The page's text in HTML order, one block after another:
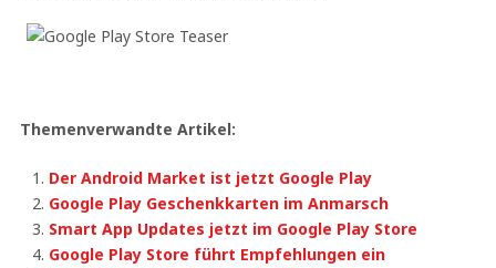
Themenverwandte Artikel:
Der Android Market ist jetzt Google Play
Google Play Geschenkkarten im Anmarsch
Smart App Updates jetzt im Google Play Store
Google Play Store führt Empfehlungen ein